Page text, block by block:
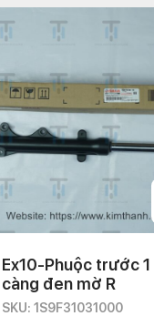
Ex10-Phuộc trước 1
càng đen mờ R
SKU: 1S9F31031000